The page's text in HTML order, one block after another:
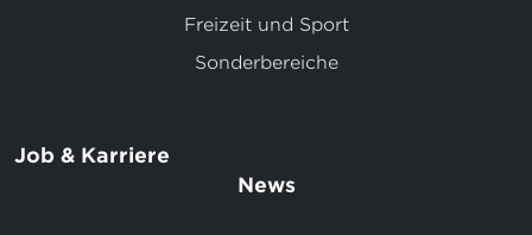
Freizeit und Sport
Sonderbereiche
Job & Karriere
News